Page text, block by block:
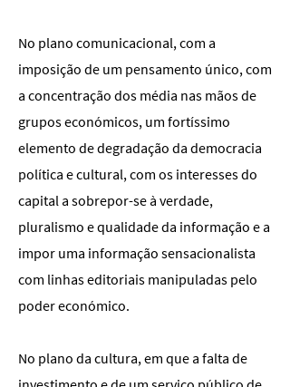
No plano comunicacional, com a
imposição de um pensamento único, com
a concentração dos média nas mãos de
grupos económicos, um fortíssimo
elemento de degradação da democracia
política e cultural, com os interesses do
capital a sobrepor-se à verdade,
pluralismo e qualidade da informação e a
impor uma informação sensacionalista
com linhas editoriais manipuladas pelo
poder económico.
No plano da cultura, em que a falta de